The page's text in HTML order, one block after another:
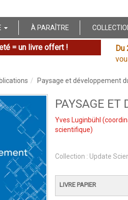
À PARAÎTRE
= un livre offert ! Du
Paysage et développement
PAYSAGE ET
Yves Luginbühl
scientifique)
Collection : Update
LIVRE PAPIER